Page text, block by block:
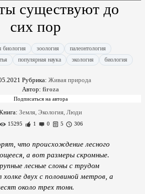
существуют до
сих пор
биология зоология
палеонтология
популярная наука экология биология
Рубрика: Живая природа
Автор: firoza
Земля, Экология, Люди
15295 1 0 5 306
что происхождение лесного
а вот размеры скромные.
лесные слоны с трудом
двух с половиной метров, а
около трех тонн.